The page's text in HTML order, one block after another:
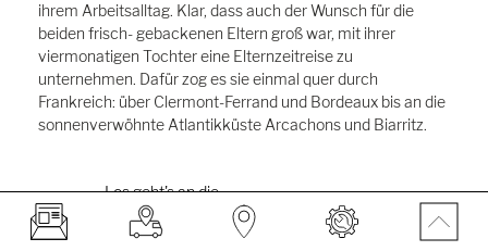
ihrem Arbeitsalltag. Klar, dass auch der Wunsch für die
beiden frisch- gebackenen Eltern groß war, mit ihrer
viermonatigen Tochter eine Elternzeitreise zu
unternehmen. Dafür zog es sie einmal quer durch
Frankreich: über Clermont-Ferrand und Bordeaux bis an die
sonnenverwöhnte Atlantikküste Arcachons und Biarritz.
Los geht's an die
Atlantikküste!